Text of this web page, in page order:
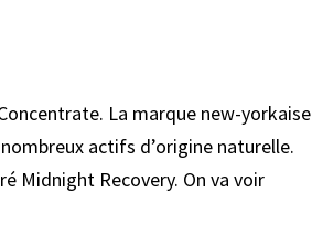
La marque new-yorkaise
actifs d’origine naturelle.
Midnight Recovery. On va voir